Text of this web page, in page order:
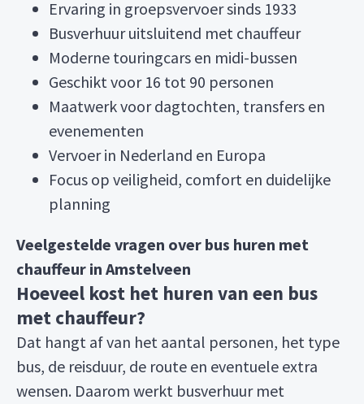
Ervaring in groepsvervoer sinds 1933
Busverhuur uitsluitend met chauffeur
Moderne touringcars en midi-bussen
Geschikt voor 16 tot 90 personen
Maatwerk voor dagtochten, transfers en
evenementen
Vervoer in Nederland en Europa
Focus op veiligheid, comfort en duidelijke
planning
Veelgestelde vragen over bus huren met
chauffeur in Amstelveen
Hoeveel kost het huren van een bus
met chauffeur?
Dat hangt af van het aantal personen, het type
bus, de reisduur, de route en eventuele extra
wensen. Daarom werkt busverhuur met